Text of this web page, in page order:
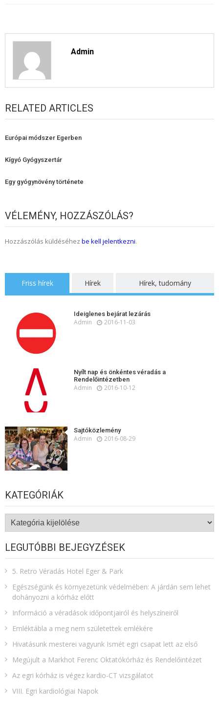
Admin
RELATED ARTICLES
Európai módszer Egerben
Kígyó Gyógyszertár
Egy gyógynövény története
VÉLEMÉNY, HOZZÁSZÓLÁS?
Hozzászólás küldéséhez be kell jelentkezni.
Friss hírek Hírek Hírek, tudomány
Ideiglenes bejárat lezárás
Admin 2016-11-03
Nyílt nap és önkéntes véradás a
Rendelőintézetben
Admin 2016-10-12
Sajtóközlemény
Admin 2016-08-29
KATEGÓRIÁK
Kategóriák
LEGUTÓBBI BEJEGYZÉSEK
5. Retro Véradás Hotel Eger & Park
Egészségünk és környezetünk védelmében: A járdán sem lehet
dohányozni a kórház előtt
Információ a véradások időpontjairól és helyszíneiről
Emléktábla a meg nem születettek emlékére​
Hivatásunk mesterei vagyunk Ismét egri csapat lett az első
Megújult a Markhot Ferenc Oktatókórház és Rendelőintézet
Az egri kórház is végez kardio-CT vizsgálatot
VIII. Egri kardiológiai Napok